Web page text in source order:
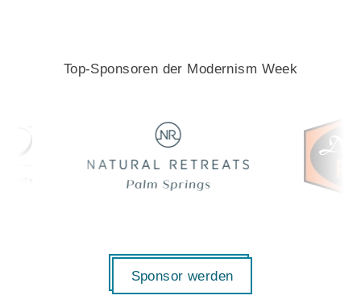
Top-Sponsoren der Modernism Week
Sponsor werden